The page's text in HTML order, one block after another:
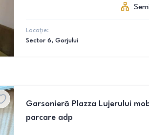
Locație:
Sector 6, Gorjului
Garsonieră Plazza Lujerului
parcare adp